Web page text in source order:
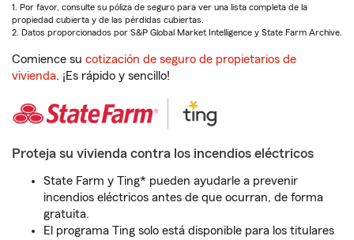
1. Por favor, consulte su póliza de seguro para ver una lista completa de la
propiedad cubierta y de las pérdidas cubiertas.
2. Datos proporcionados por S&P Global Market Intelligence y State Farm Archive.
Comience su cotización de seguro de propietarios de
vivienda. ¡Es rápido y sencillo!
Proteja su vivienda contra los incendios eléctricos
State Farm y Ting* pueden ayudarle a prevenir
incendios eléctricos antes de que ocurran, de forma
gratuita.
El programa Ting solo está disponible para los titulares